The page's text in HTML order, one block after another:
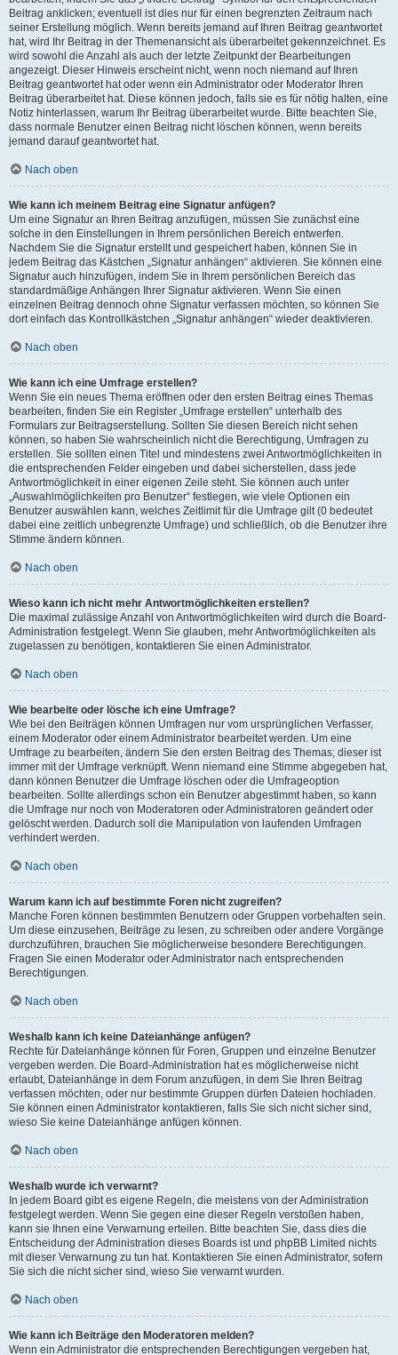
Beitrag anklicken; eventuell ist dies nur für einen begrenzten Zeitraum nach
seiner Erstellung möglich. Wenn bereits jemand auf Ihren Beitrag geantwortet
hat, wird Ihr Beitrag in der Themenansicht als überarbeitet gekennzeichnet. Es
wird sowohl die Anzahl als auch der letzte Zeitpunkt der Bearbeitungen
angezeigt. Dieser Hinweis erscheint nicht, wenn noch niemand auf Ihren
Beitrag geantwortet hat oder wenn ein Administrator oder Moderator Ihren
Beitrag überarbeitet hat. Diese können jedoch, falls sie es für nötig halten, eine
Notiz hinterlassen, warum Ihr Beitrag überarbeitet wurde. Bitte beachten Sie,
dass normale Benutzer einen Beitrag nicht löschen können, wenn bereits
jemand darauf geantwortet hat.
Nach oben
Wie kann ich meinem Beitrag eine Signatur anfügen?
Um eine Signatur an Ihren Beitrag anzufügen, müssen Sie zunächst eine
solche in den Einstellungen in Ihrem persönlichen Bereich entwerfen.
Nachdem Sie die Signatur erstellt und gespeichert haben, können Sie in
jedem Beitrag das Kästchen „Signatur anhängen“ aktivieren. Sie können eine
Signatur auch hinzufügen, indem Sie in Ihrem persönlichen Bereich das
standardmäßige Anhängen Ihrer Signatur aktivieren. Wenn Sie einen
einzelnen Beitrag dennoch ohne Signatur verfassen möchten, so können Sie
dort einfach das Kontrollkästchen „Signatur anhängen“ wieder deaktivieren.
Nach oben
Wie kann ich eine Umfrage erstellen?
Wenn Sie ein neues Thema eröffnen oder den ersten Beitrag eines Themas
bearbeiten, finden Sie ein Register „Umfrage erstellen“ unterhalb des
Formulars zur Beitragserstellung. Sollten Sie diesen Bereich nicht sehen
können, so haben Sie wahrscheinlich nicht die Berechtigung, Umfragen zu
erstellen. Sie sollten einen Titel und mindestens zwei Antwortmöglichkeiten in
die entsprechenden Felder eingeben und dabei sicherstellen, dass jede
Antwortmöglichkeit in einer eigenen Zeile steht. Sie können auch unter
„Auswahlmöglichkeiten pro Benutzer“ festlegen, wie viele Optionen ein
Benutzer auswählen kann, welches Zeitlimit für die Umfrage gilt (0 bedeutet
dabei eine zeitlich unbegrenzte Umfrage) und schließlich, ob die Benutzer ihre
Stimme ändern können.
Nach oben
Wieso kann ich nicht mehr Antwortmöglichkeiten erstellen?
Die maximal zulässige Anzahl von Antwortmöglichkeiten wird durch die Board-
Administration festgelegt. Wenn Sie glauben, mehr Antwortmöglichkeiten als
zugelassen zu benötigen, kontaktieren Sie einen Administrator.
Nach oben
Wie bearbeite oder lösche ich eine Umfrage?
Wie bei den Beiträgen können Umfragen nur vom ursprünglichen Verfasser,
einem Moderator oder einem Administrator bearbeitet werden. Um eine
Umfrage zu bearbeiten, ändern Sie den ersten Beitrag des Themas; dieser ist
immer mit der Umfrage verknüpft. Wenn niemand eine Stimme abgegeben hat,
dann können Benutzer die Umfrage löschen oder die Umfrageoption
bearbeiten. Sollte allerdings schon ein Benutzer abgestimmt haben, so kann
die Umfrage nur noch von Moderatoren oder Administratoren geändert oder
gelöscht werden. Dadurch soll die Manipulation von laufenden Umfragen
verhindert werden.
Nach oben
Warum kann ich auf bestimmte Foren nicht zugreifen?
Manche Foren können bestimmten Benutzern oder Gruppen vorbehalten sein.
Um diese einzusehen, Beiträge zu lesen, zu schreiben oder andere Vorgänge
durchzuführen, brauchen Sie möglicherweise besondere Berechtigungen.
Fragen Sie einen Moderator oder Administrator nach entsprechenden
Berechtigungen.
Nach oben
Weshalb kann ich keine Dateianhänge anfügen?
Rechte für Dateianhänge können für Foren, Gruppen und einzelne Benutzer
vergeben werden. Die Board-Administration hat es möglicherweise nicht
erlaubt, Dateianhänge in dem Forum anzufügen, in dem Sie Ihren Beitrag
verfassen möchten, oder nur bestimmte Gruppen dürfen Dateien hochladen.
Sie können einen Administrator kontaktieren, falls Sie sich nicht sicher sind,
wieso Sie keine Dateianhänge anfügen können.
Nach oben
Weshalb wurde ich verwarnt?
In jedem Board gibt es eigene Regeln, die meistens von der Administration
festgelegt werden. Wenn Sie gegen eine dieser Regeln verstoßen haben,
kann sie Ihnen eine Verwarnung erteilen. Bitte beachten Sie, dass dies die
Entscheidung der Administration dieses Boards ist und phpBB Limited nichts
mit dieser Verwarnung zu tun hat. Kontaktieren Sie einen Administrator, sofern
Sie sich die nicht sicher sind, wieso Sie verwarnt wurden.
Nach oben
Wie kann ich Beiträge den Moderatoren melden?
Wenn ein Administrator die entsprechenden Berechtigungen vergeben hat,